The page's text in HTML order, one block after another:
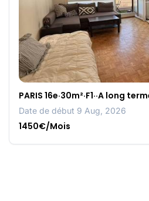
PARIS 16e·30m²·F1··A long
Date de début 9 Aug, 2026
1450€/Mois